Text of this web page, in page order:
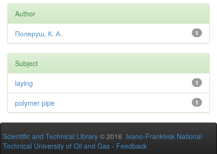
Author
1
Поляруш, К. А.
Subject
1
laying
1
polymer pipe
Scientific and Technical Library © 2016 Ivano-Frankivsk National
Technical University of Oil and Gas - Feedback